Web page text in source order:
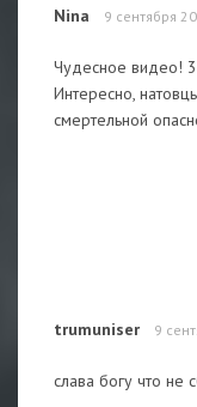
Nina 9 сентября
Чудесное видео!
Интересно,
смертельной
trumuniser 9
слава богу что не